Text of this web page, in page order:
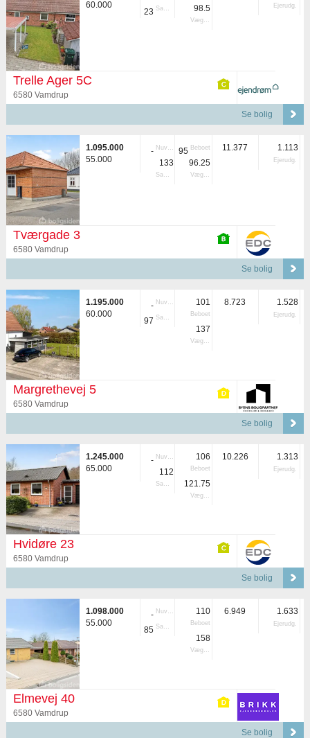
60.000
23 Samlet 98.5
Vægtet
Ejerudg.
Trelle Ager 5C
6580 Vamdrup
Se bolig
1.095.000
55.000
- Nuvær.
133
Samlet
95 Beboet
96.25
Vægtet
11.377 1.113
Ejerudg.
Tværgade 3
6580 Vamdrup
Se bolig
1.195.000
60.000
- Nuvær.
97 Samlet
101
Beboet
137
Vægtet
8.723 1.528
Ejerudg.
Margrethevej 5
6580 Vamdrup
Se bolig
1.245.000
65.000
- Nuvær.
112
Samlet
106
Beboet
121.75
Vægtet
10.226 1.313
Ejerudg.
Hvidøre 23
6580 Vamdrup
Se bolig
1.098.000
55.000
- Nuvær.
85 Samlet
110
Beboet
158
Vægtet
6.949 1.633
Ejerudg.
Elmevej 40
6580 Vamdrup
Se bolig